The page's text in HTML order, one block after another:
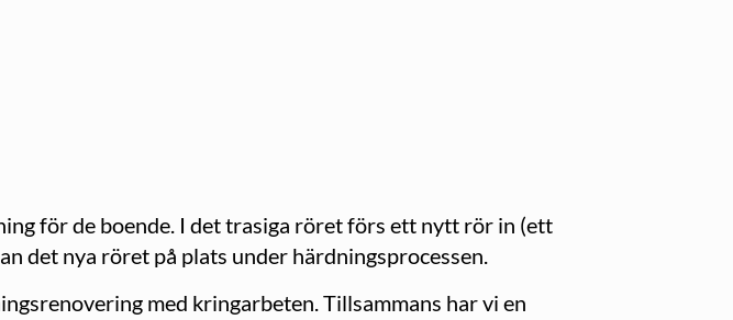
för de boende. I det trasiga röret förs ett nytt rör in (ett
det nya röret på plats under härdningsprocessen.
med kringarbeten. Tillsammans har vi en